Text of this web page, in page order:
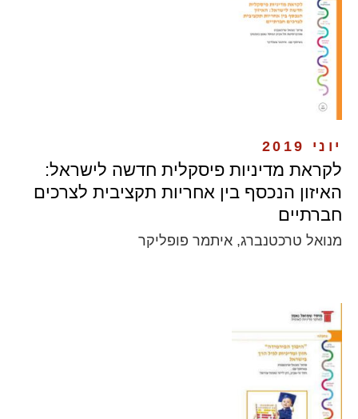
יוני 2019
לקראת מדיניות פיסקלית חדשה לישראל:
האיזון הנכסף בין אחריות תקציבית לצרכים
חברתיים
מנואל טרכטנברג, איתמר פופליקר